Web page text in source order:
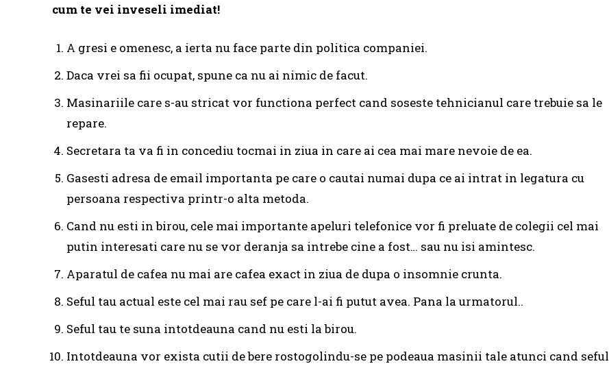
cum te vei inveseli imediat!
A gresi e omenesc, a ierta nu face parte din politica companiei.
Daca vrei sa fii ocupat, spune ca nu ai nimic de facut.
Masinariile care s-au stricat vor functiona perfect cand soseste tehnicianul care trebuie sa le
repare.
Secretara ta va fi in concediu tocmai in ziua in care ai cea mai mare nevoie de ea.
Gasesti adresa de email importanta pe care o cautai numai dupa ce ai intrat in legatura cu
persoana respectiva printr-o alta metoda.
Cand nu esti in birou, cele mai importante apeluri telefonice vor fi preluate de colegii cel mai
putin interesati care nu se vor deranja sa intrebe cine a fost… sau nu isi amintesc.
Aparatul de cafea nu mai are cafea exact in ziua de dupa o insomnie crunta.
Seful tau actual este cel mai rau sef pe care l-ai fi putut avea. Pana la urmatorul..
Seful tau te suna intotdeauna cand nu esti la birou.
Intotdeauna vor exista cutii de bere rostogolindu-se pe podeaua masinii tale atunci cand seful